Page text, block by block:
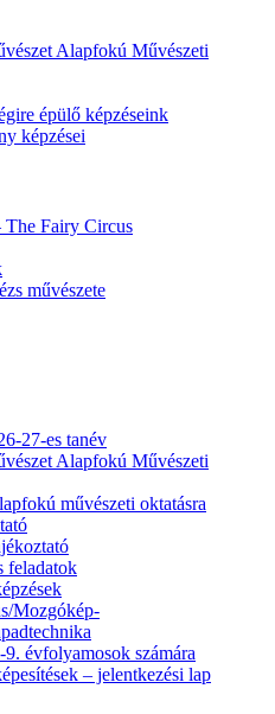
Alapfokú Művészeti
épülő képzéseink
képzései
Fairy Circus
művészete
27-es tanév
Alapfokú Művészeti
művészeti oktatásra
feladatok
Mozgókép-
9. évfolyamosok számára
– jelentkezési lap